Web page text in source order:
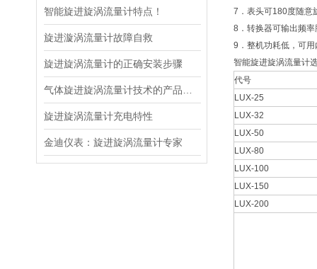
智能旋进旋涡流量计特点！
旋进漩涡流量计故障自救
旋进旋涡流量计的正确安装步骤
旋进旋涡流量计充电特性
金迪仪表：旋进旋涡流量计专家
7．表头可180度随意
8．转换器可输出频
9．整机功耗低，可
智能旋进旋涡流量计
代号
LUX-25
LUX-32
LUX-50
LUX-80
LUX-100
LUX-150
LUX-200